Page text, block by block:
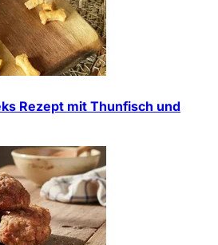
Rezept mit Thunfisch und